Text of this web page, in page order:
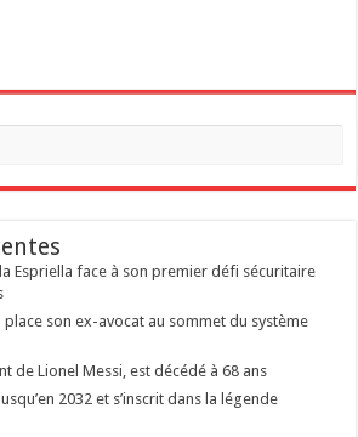
Espriella face à son premier défi sécuritaire
son ex-avocat au sommet du système
de Lionel Messi, est décédé à 68 ans
2032 et s’inscrit dans la légende